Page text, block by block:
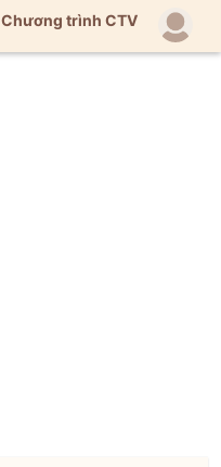
Chương trình CTV